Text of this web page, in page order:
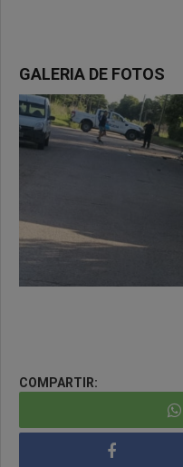
GALERIA DE FOTOS
COMPARTIR: